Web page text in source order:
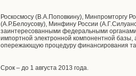
Роскосмосу (В.А.Поповкину), Минпромторгу
(А.Р.Белоусову), Минфину России
заинтересованными федеральными
импортной электронной компонентной базы,
опережающую процедуру финансирования
Срок – до 1 августа 2013 года.